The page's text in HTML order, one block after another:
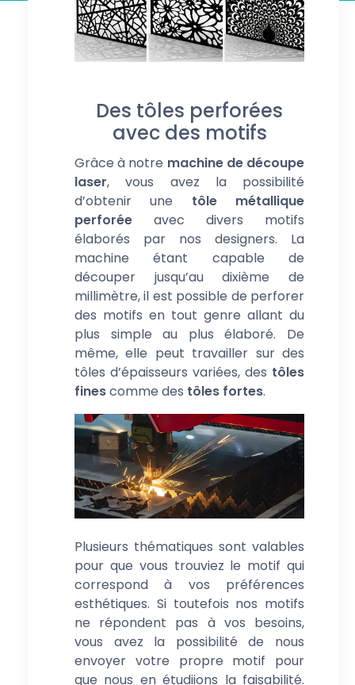
Des tôles perforées
avec des motifs
Grâce à notre machine de découpe
laser, vous avez la possibilité
d’obtenir une tôle métallique
perforée avec divers motifs
élaborés par nos designers. La
machine étant capable de
découper jusqu’au dixième de
millimètre, il est possible de perforer
des motifs en tout genre allant du
plus simple au plus élaboré. De
même, elle peut travailler sur des
tôles d’épaisseurs variées, des tôles
finescomme des tôles fortes.
Plusieurs thématiques sont valables
pour que vous trouviez le motif qui
correspond à vos préférences
esthétiques. Si toutefois nos motifs
ne répondent pas à vos besoins,
vous avez la possibilité de nous
envoyer votre propre motif pour
que nous en étudiions la faisabilité.